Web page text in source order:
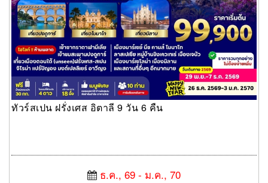
ทัวร์สเปน ฝรั่งเศส อิตาลี 9 วัน 6 คืน
ธ.ค., 69 - ม.ค., 70